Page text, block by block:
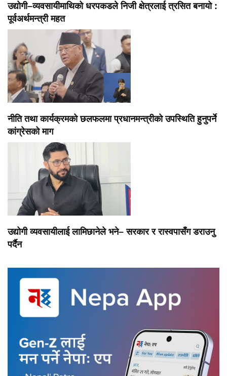
उद्योगी–व्यवसायीमाथिको धरपकडले निजी क्षेत्रलाई त्रसित बनायो :
पूर्वअर्थमन्त्री महत
नीति तथा कार्यक्रमको छलफलमा प्रधानमन्त्रीको उपस्थिति हुनुपर्ने
कांग्रेसको माग
उद्योगी व्यवसायीलाई लामिछानेले भने– सरकार र रास्वपासँग डराउनु
पर्दैन